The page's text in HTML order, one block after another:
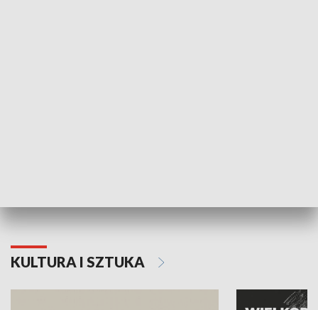
KULTURA I SZTUKA